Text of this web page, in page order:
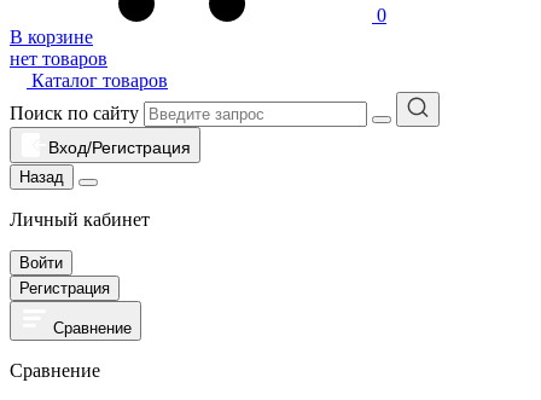
0
В корзине
нет товаров
Каталог товаров
Поиск по сайту
Вход/Регистрация
Назад
Личный кабинет
Войти
Регистрация
Сравнение
Сравнение